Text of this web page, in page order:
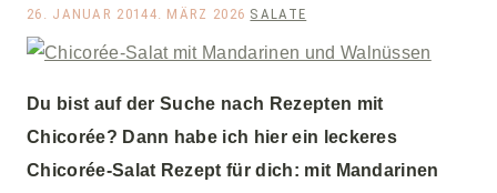
26. JANUAR 20144. MÄRZ 2026 SALATE
Du bist auf der Suche nach Rezepten mit
Chicorée? Dann habe ich hier ein leckeres
Chicorée-Salat Rezept für dich: mit Mandarinen